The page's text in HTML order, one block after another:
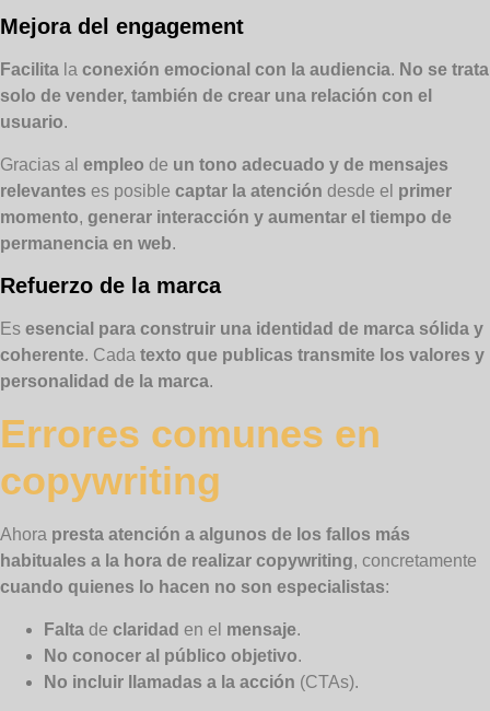
Mejora del engagement
Facilita la conexión emocional con la audiencia. No se trata
solo de vender, también de crear una relación con el
usuario.
Gracias al empleo de un tono adecuado y de mensajes
relevantes es posible captar la atención desde el primer
momento, generar interacción y aumentar el tiempo de
permanencia en web.
Refuerzo de la marca
Es esencial para construir una identidad de marca sólida y
coherente. Cada texto que publicas transmite los valores y
personalidad de la marca.
Errores comunes en
copywriting
Ahora presta atención a algunos de los fallos más
habituales a la hora de realizar copywriting, concretamente
cuando quienes lo hacen no son especialistas:
Falta de claridad en el mensaje.
No conocer al público objetivo.
No incluir llamadas a la acción (CTAs).